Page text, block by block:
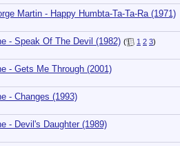
Martin - Happy Humbta-Ta-Ta-Ra (1971)
- Speak Of The Devil (1982) ( 1 2 3)
- Gets Me Through (2001)
- Changes (1993)
- Devil's Daughter (1989)